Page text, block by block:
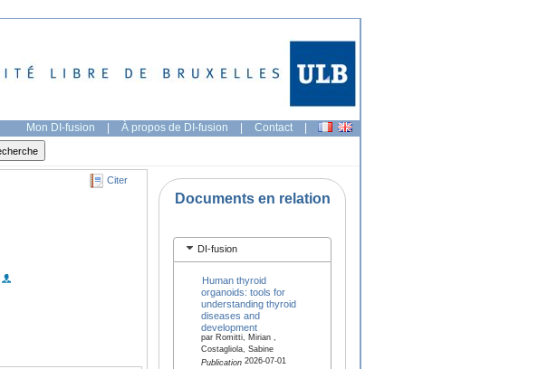
Mon DI-fusion | À propos de DI-fusion | Contact |
Citer
Documents en relation
DI-fusion
Human thyroid
organoids: tools for
understanding thyroid
diseases and
development
par Romitti, Mirian ,
Costagliola, Sabine
Publication2026-07-01